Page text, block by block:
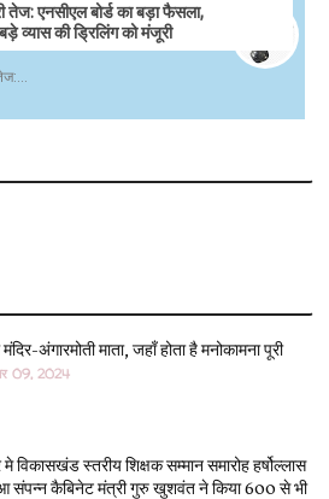
तेज: एनसीएल बोर्ड का बड़ा फैसला,
व्यास की ड्रिलिंग को मंजूरी
अंगारमोती माता, जहाँ होता है मनोकामना पूरी
09, 2024
विकासखंड स्तरीय शिक्षक सम्मान समारोह हर्षोल्लास
संपन्न कैबिनेट मंत्री गुरु खुशवंत ने किया 600 से भी